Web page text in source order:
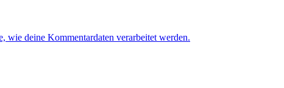
wie deine Kommentardaten verarbeitet werden.